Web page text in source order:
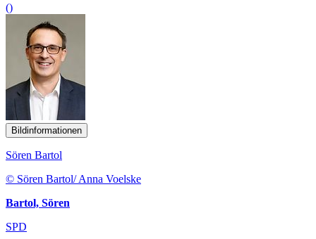
()
Bildinformationen
Sören Bartol
© Sören Bartol/ Anna Voelske
Bartol, Sören
SPD